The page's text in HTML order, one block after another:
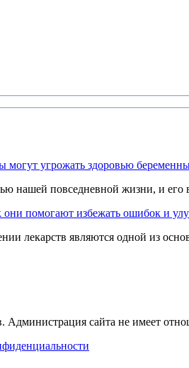
могут угрожать здоровью
нашей повседневной жизни, и его
помогают избежать ошибок и
лекарств являются одной из
сайта не имеет